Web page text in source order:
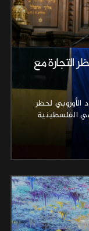
التجارة مع
الأوروبي لحظر
الفلسطينية